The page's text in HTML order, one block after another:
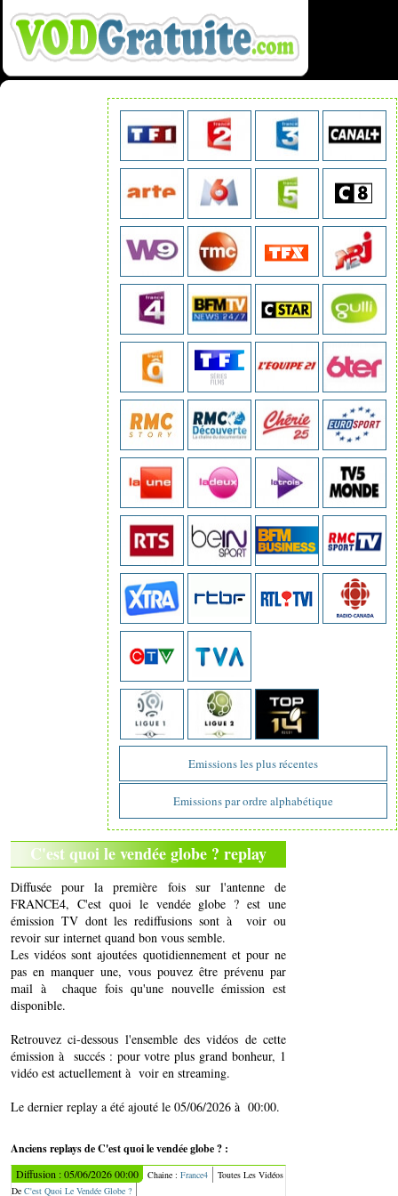
Emissions les plus récentes
Emissions par ordre alphabétique
C'est quoi le vendée globe ? replay
Diffusée pour la première fois sur l'antenne de
FRANCE4, C'est quoi le vendée globe ? est une
émission TV dont les rediffusions sont à voir ou
revoir sur internet quand bon vous semble.
Les vidéos sont ajoutées quotidiennement et pour ne
pas en manquer une, vous pouvez être prévenu par
mail à chaque fois qu'une nouvelle émission est
disponible.
Retrouvez ci-dessous l'ensemble des vidéos de cette
émission à succés : pour votre plus grand bonheur, 1
vidéo est actuellement à voir en streaming.
Le dernier replay a été ajouté le 05/06/2026 à 00:00.
Anciens replays de C'est quoi le vendée globe ? :
Diffusion : 05/06/2026 00:00 Chaine : France4
Toutes Les Vidéos
De C'est Quoi Le Vendée Globe ?